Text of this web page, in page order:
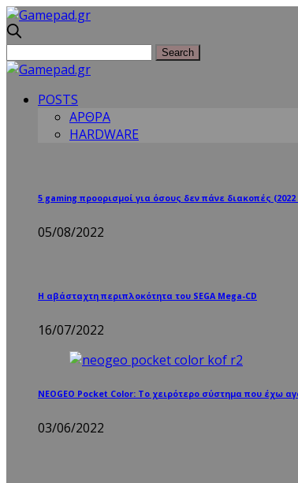
POSTS
ΑΡΘΡΑ
HARDWARE
5 gaming προορισμοί για όσους δεν πάνε διακοπές
05/08/2022
Η αβάσταχτη περιπλοκότητα του SEGA Mega-CD
16/07/2022
NEOGEO Pocket Color: Το χειρότερο σύστημα που έχω
03/06/2022